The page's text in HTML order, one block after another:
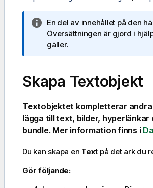
En del av innehållet på den
Översättningen är gjord i
gäller.
Skapa Textobjekt
Textobjektet kompletterar
lägga till text, bilder, hyperlänkar
bundle. Mer information finns i
Du kan skapa en Text på det arkdu
Gör följande: